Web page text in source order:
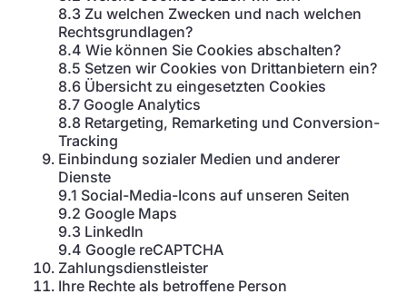
8.3 Zu welchen Zwecken und nach welchen
Rechtsgrundlagen?
8.4 Wie können Sie Cookies abschalten?
8.5 Setzen wir Cookies von Drittanbietern ein?
8.6 Übersicht zu eingesetzten Cookies
8.7 Google Analytics
8.8 Retargeting, Remarketing und Conversion-
Tracking
Einbindung sozialer Medien und anderer
Dienste
9.1 Social-Media-Icons auf unseren Seiten
9.2 Google Maps
9.3 LinkedIn
9.4 Google reCAPTCHA
Zahlungsdienstleister
Ihre Rechte als betroffene Person